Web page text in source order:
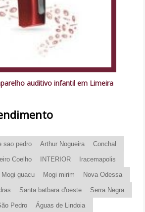
auditivo infantil em Limeira
sao pedro Arthur Nogueira Conchal
Coelho INTERIOR Iracemapolis
Mogi guacu Mogi mirim Nova Odessa
Santa batbara d'oeste Serra Negra
Pedro Águas de Lindoia